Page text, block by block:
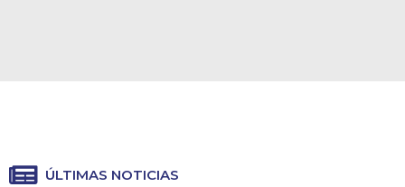
ÚLTIMAS NOTICIAS